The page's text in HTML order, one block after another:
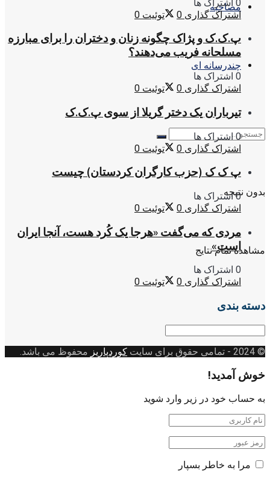
مصاحبه
چندرسانه ای
بدون نتیجه
مشاهده تمام نتایج
0 اشتراک ها
اشتراک گذاری 0 توئیت 0
پ.ک.ک و پژاک چگونه زنان و دختران را برای مبارزه
مسلحانه فریب می‌دهند؟
0 اشتراک ها
اشتراک گذاری 0 توئیت 0
تیرباران یک دختر گریلا از سوی پ.ک.ک
0 اشتراک ها
اشتراک گذاری 0 توئیت 0
پ ک ک (حزب کارگران کردستان) چیست
0 اشتراک ها
اشتراک گذاری 0 توئیت 0
مردی که می‌گفت «هرجا یک کُرد هست، آنجا ایران
است»
0 اشتراک ها
اشتراک گذاری 0 توئیت 0
دسته بندی
دسته
© 2024
- تمامی حقوق برای سایت کوردپاریز محفوظ می باشد.
خوش آمدید!
به حساب خود در زیر وارد شوید
مرا به خاطر بسپار